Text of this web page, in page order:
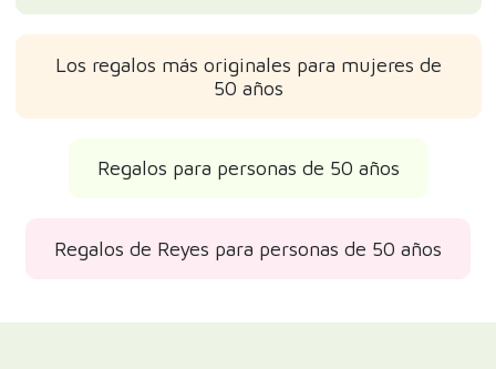
Los regalos más originales para mujeres de
50 años
Regalos para personas de 50 años
Regalos de Reyes para personas de 50 años